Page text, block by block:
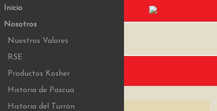
Menu
Inicio
Nosotros
Nuestros Valores
RSE
Productos Kosher
Historia de Pascua
Historia del Turrón